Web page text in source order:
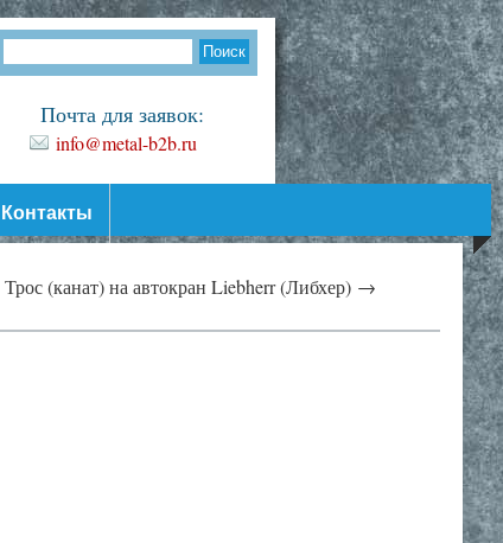
Почта для заявок:
info@metal-b2b.ru
Контакты
Трос (канат) на автокран Liebherr (Либхер) →